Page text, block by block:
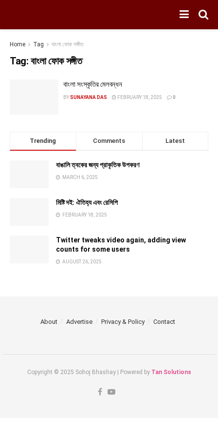
Home Tag বাংলা ফোক সঙ্গীত
Tag: বাংলা ফোক সঙ্গীত
বাংলা সংস্কৃতির মেলবন্ধন
BYSUNAYANA DAS FEBRUARY 18, 2025 0
Trending Comments Latest
বাঙালি ত্বকের জন্য প্রাকৃতিক উপকরণ
MARCH 6, 2025
মিষ্টি দই: ঐতিহ্য এবং রেসিপি
FEBRUARY 18, 2025
Twitter tweaks video again, adding view
counts for some users
AUGUST 26, 2025
About Advertise Privacy & Policy Contact
Copyright © 2025 Sohoj Bhashay | Powered by Tan Solutions